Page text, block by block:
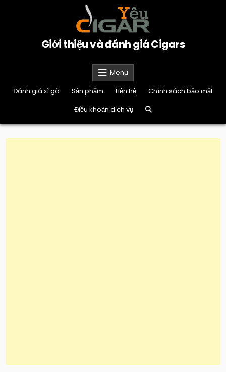
Giới thiệu và đánh giá Cigars
Menu
Đánh giá xì gà
Sản phẩm Liện hệ
Chính sách bảo mật
Điều khoản dịch vụ